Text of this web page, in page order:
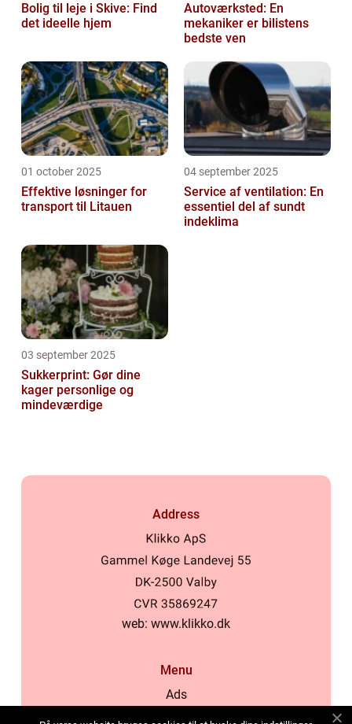
Bolig til leje i Skive: Find
det ideelle hjem
Autoværksted: En
mekaniker er bilistens
bedste ven
01 october 2025
Effektive løsninger for
transport til Litauen
04 september 2025
Service af ventilation: En
essentiel del af sundt
indeklima
03 september 2025
Sukkerprint: Gør dine
kager personlige og
mindeværdige
Address
web: www.klikko.dk
Menu
Ads